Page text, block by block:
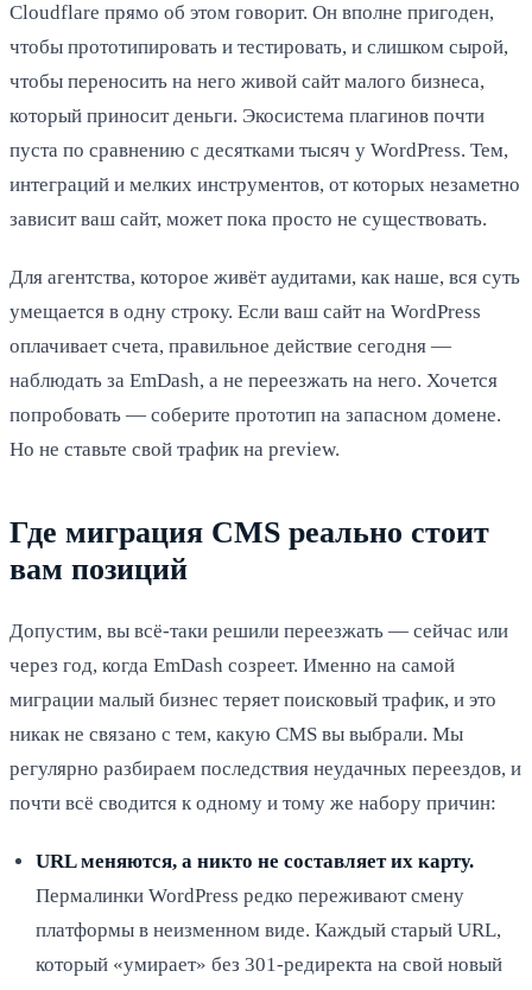
Cloudflare прямо об этом говорит. Он вполне пригоден,
чтобы прототипировать и тестировать, и слишком сырой,
чтобы переносить на него живой сайт малого бизнеса,
который приносит деньги. Экосистема плагинов почти
пуста по сравнению с десятками тысяч у WordPress. Тем,
интеграций и мелких инструментов, от которых незаметно
зависит ваш сайт, может пока просто не существовать.
Для агентства, которое живёт аудитами, как наше, вся суть
умещается в одну строку. Если ваш сайт на WordPress
оплачивает счета, правильное действие сегодня —
наблюдать за EmDash, а не переезжать на него. Хочется
попробовать — соберите прототип на запасном домене.
Но не ставьте свой трафик на preview.
Где миграция CMS реально стоит
вам позиций
Допустим, вы всё-таки решили переезжать — сейчас или
через год, когда EmDash созреет. Именно на самой
миграции малый бизнес теряет поисковый трафик, и это
никак не связано с тем, какую CMS вы выбрали. Мы
регулярно разбираем последствия неудачных переездов, и
почти всё сводится к одному и тому же набору причин:
URL меняются, а никто не составляет их карту.
Пермалинки WordPress редко переживают смену
платформы в неизменном виде. Каждый старый URL,
который «умирает» без 301-редиректа на свой новый